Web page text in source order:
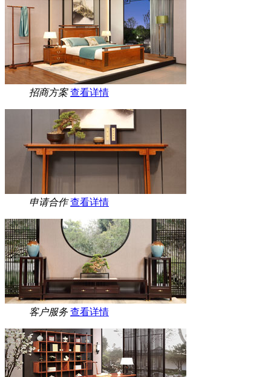
招商方案 查看详情
申请合作 查看详情
客户服务 查看详情